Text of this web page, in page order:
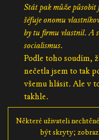
Stát pak může působit
šéfuje onomu
by tu firmu vlastnil. A
socialismus.
Podle toho soudím,
nečetla jsem to tak
všemu hlásit. Ale v
takhle.
Některé uživateli
být skryty;